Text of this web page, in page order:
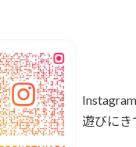
遊びにき